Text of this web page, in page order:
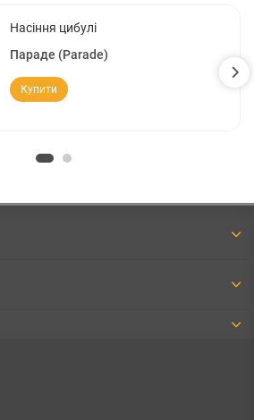
Насіння цибулі
Параде (Parade)
Купити